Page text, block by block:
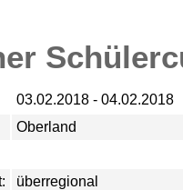
03.02.2018 - 04.02.2018
Oberland
überregional